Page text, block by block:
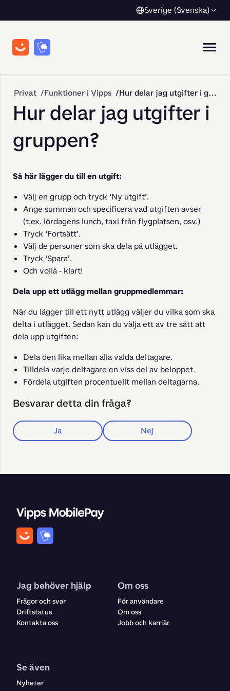
Sverige (Svenska)
Privat Funktioner i Vipps Hur delar jag utgifter i gruppen?
Hur delar jag utgifter i
gruppen?
Så här lägger du till en utgift:
Välj en grupp och tryck ‘Ny utgift’.
Ange summan och specificera vad utgiften avser
(t.ex. lördagens lunch, taxi från flygplatsen, osv.)
Tryck ‘Fortsätt’.
Välj de personer som ska dela på utlägget.
Tryck ‘Spara’.
Och voilà - klart!
Dela upp ett utlägg mellan gruppmedlemmar:
När du lägger till ett nytt utlägg väljer du vilka som ska
delta i utlägget. Sedan kan du välja ett av tre sätt att
dela upp utgiften:
Dela den lika mellan alla valda deltagare.
Tilldela varje deltagare en viss del av beloppet.
Fördela utgiften procentuellt mellan deltagarna.
Besvarar detta din fråga?
Ja Nej
Jag behöver hjälp
Frågor och svar
Driftstatus
Kontakta oss
Om oss
För användare
Om oss
Jobb och karriär
Se även
Nyheter